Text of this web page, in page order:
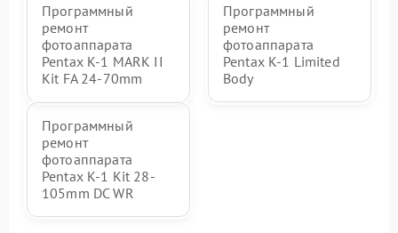
Программный
ремонт
фотоаппарата
Pentax K-1 MARK II
Kit FA 24-70mm
Программный
ремонт
фотоаппарата
Pentax K-1 Limited
Body
Программный
ремонт
фотоаппарата
Pentax K-1 Kit 28-
105mm DC WR